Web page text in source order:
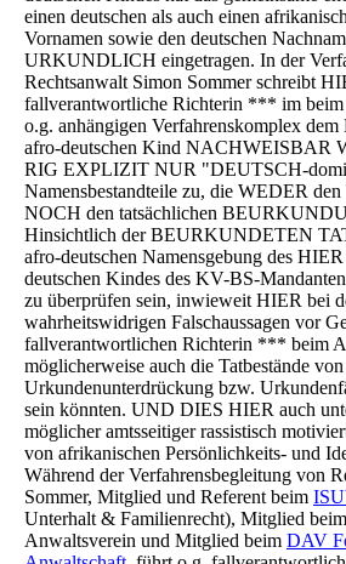
einen deutschen als auch einen
Vornamen sowie den deutschen
URKUNDLICH eingetragen. In der
Rechtsanwalt Simon Sommer schreibt
fallverantwortliche Richterin *** im beim
o.g. anhängigen Verfahrenskomplex
afro-deutschen Kind NACHWEISBAR
RIG EXPLIZIT NUR "DEUTSCH-
Namensbestandteile zu, die WEDER den
NOCH den tatsächlichen
Hinsichtlich der BEURKUNDETEN
afro-deutschen Namensgebung des
deutschen Kindes des KV-BS-
zu überprüfen sein, inwieweit HIER bei
wahrheitswidrigen Falschaussagen vor
fallverantwortlichen Richterin *** beim
möglicherweise auch die Tatbestände
Urkundenunterdrückung bzw.
sein könnten. UND DIES HIER auch
möglicher amtsseitiger rassistisch
von afrikanischen Persönlichkeits- und
Während der Verfahrensbegleitung von
Sommer, Mitglied und Referent beim
Unterhalt & Familienrecht), Mitglied
Anwaltsverein und Mitglied beim DAV